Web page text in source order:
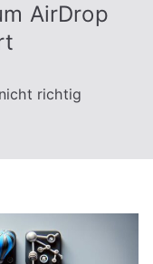
AirDrop
richtig